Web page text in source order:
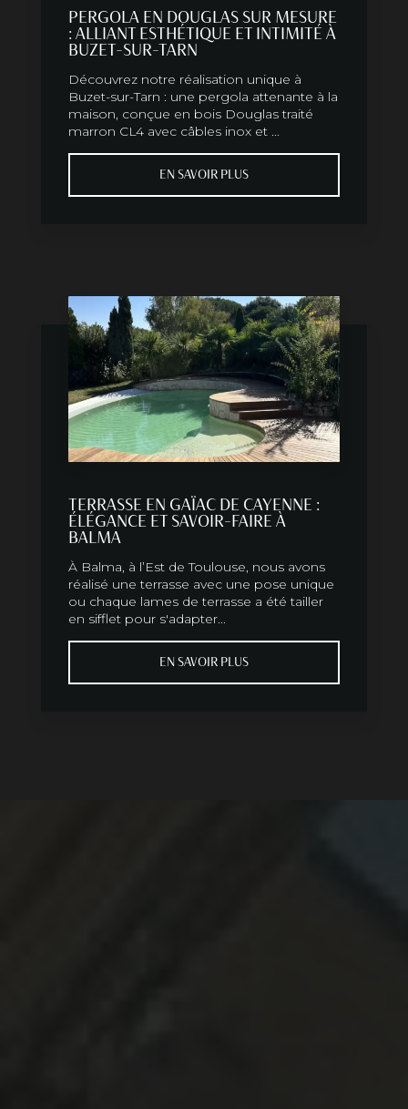
PERGOLA EN DOUGLAS SUR MESURE
: ALLIANT ESTHÉTIQUE ET INTIMITÉ À
BUZET-SUR-TARN
Découvrez notre réalisation unique à
Buzet-sur-Tarn : une pergola attenante à la
maison, conçue en bois Douglas traité
marron CL4 avec câbles inox et ...
EN SAVOIR PLUS
TERRASSE EN GAÏAC DE CAYENNE :
ÉLÉGANCE ET SAVOIR-FAIRE À
BALMA
À Balma, à l’Est de Toulouse, nous avons
réalisé une terrasse avec une pose unique
ou chaque lames de terrasse a été tailler
en sifflet pour s'adapter...
EN SAVOIR PLUS